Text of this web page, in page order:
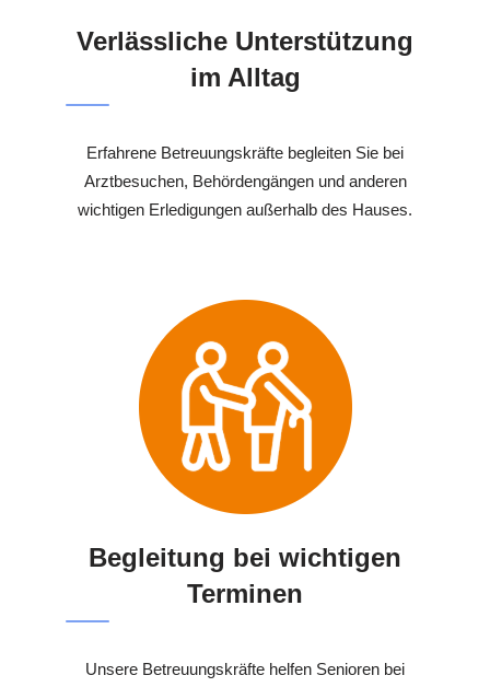
Verlässliche Unterstützung
im Alltag
Erfahrene Betreuungskräfte begleiten Sie bei
Arztbesuchen, Behördengängen und anderen
wichtigen Erledigungen außerhalb des Hauses.
Begleitung bei wichtigen
Terminen
Unsere Betreuungskräfte helfen Senioren bei